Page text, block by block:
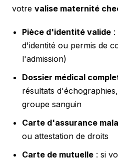
votre valise maternité
Pièce d'identité valide :
d'identité ou permis de
l'admission)
Dossier médical
résultats
groupe sanguin
Carte d'assurance
ou attestation de droits
Carte de mutuelle : si